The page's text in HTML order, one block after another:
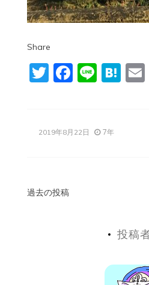
Share
TwitterLine
2019年8月22日 7年
投
過去の投稿
投稿